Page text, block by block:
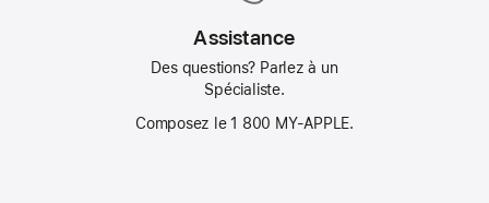
Assistance
Des questions? Parlez à un
Spécialiste.
Composez le 1 800 MY‑APPLE.